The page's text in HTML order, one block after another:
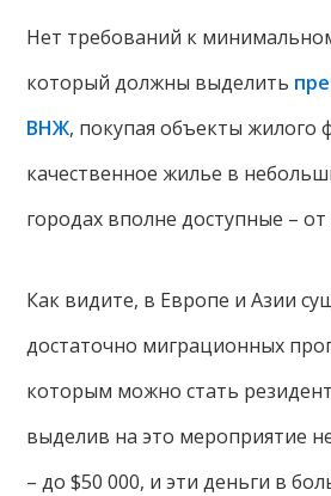
Нет требований к
который должны выделить
ВНЖ, покупая объекты жилого
качественное жилье в
городах вполне доступные – от
Как видите, в Европе и Азии
достаточно миграционных
которым можно стать
выделив на это мероприятие
– до $50 000, и эти деньги в